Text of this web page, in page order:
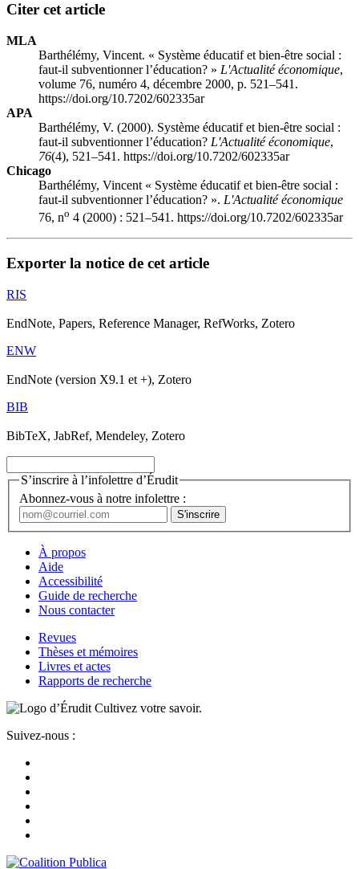
Citer cet article
MLA
Barthélémy, Vincent. « Système éducatif et bien-être social :
faut-il subventionner l’éducation? » L'Actualité économique,
volume 76, numéro 4, décembre 2000, p. 521–541.
https://doi.org/10.7202/602335ar
APA
Barthélémy, V. (2000). Système éducatif et bien-être social :
faut-il subventionner l’éducation? L'Actualité économique,
76(4), 521–541. https://doi.org/10.7202/602335ar
Chicago
Barthélémy, Vincent « Système éducatif et bien-être social :
faut-il subventionner l’éducation? ». L'Actualité économique
76, no 4 (2000) : 521–541. https://doi.org/10.7202/602335ar
Exporter la notice de cet article
RIS
EndNote, Papers, Reference Manager, RefWorks, Zotero
ENW
EndNote (version X9.1 et +), Zotero
BIB
BibTeX, JabRef, Mendeley, Zotero
S’inscrire à l’infolettre d’Érudit
Abonnez-vous à notre infolettre :
À propos
Aide
Accessibilité
Guide de recherche
Nous contacter
Revues
Thèses et mémoires
Livres et actes
Rapports de recherche
Cultivez votre savoir.
Suivez-nous :